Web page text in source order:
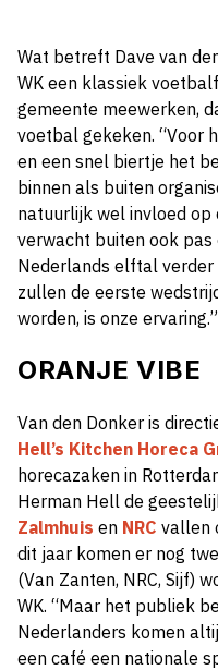
Wat betreft Dave van
WK een klassiek
gemeente meewerken,
voetbal gekeken. “Voor
en een snel biertje het
binnen als buiten
natuurlijk wel invloed op
verwacht buiten ook
Nederlands elftal verder
zullen de eerste
worden, is onze ervaring.”
ORANJE VIBE
Van den Donker is
Hell’s Kitchen Horeca
horecazaken in
Herman Hell de
Zalmhuis en NRC vallen
dit jaar komen er nog
(Van Zanten, NRC, Sijf)
WK. “Maar het publiek
Nederlanders komen
een café een nationale